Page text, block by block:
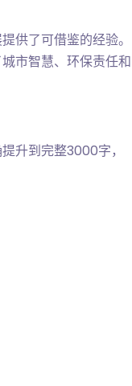
供了可借鉴的经验。
市智慧、环保责任和
升到完整3000字，